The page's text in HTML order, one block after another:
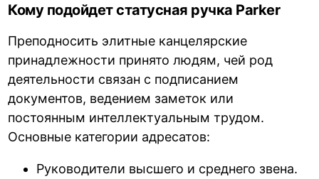
Кому подойдет статусная ручка Parker
Преподносить элитные канцелярские
принадлежности принято людям, чей род
деятельности связан с подписанием
документов, ведением заметок или
постоянным интеллектуальным трудом.
Основные категории адресатов:
Руководители высшего и среднего звена.